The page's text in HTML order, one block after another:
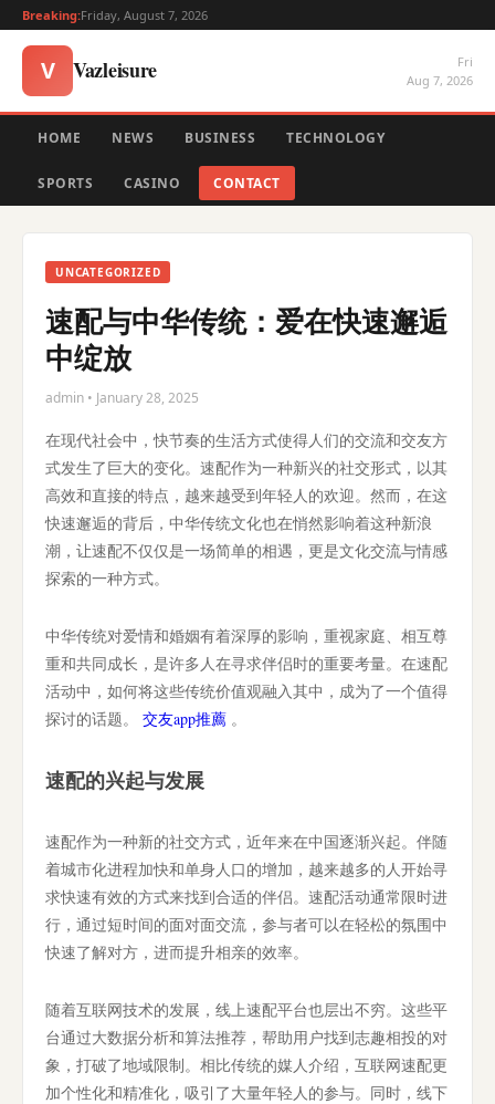
Breaking:Friday, August 7, 2026
V Vazleisure
Fri
Aug 7, 2026
HOME NEWS BUSINESS TECHNOLOGY
SPORTS CASINO CONTACT
UNCATEGORIZED
速配与中华传统：爱在快速邂逅
中绽放
admin • January 28, 2025
在现代社会中，快节奏的生活方式使得人们的交流和交友方
式发生了巨大的变化。速配作为一种新兴的社交形式，以其
高效和直接的特点，越来越受到年轻人的欢迎。然而，在这
快速邂逅的背后，中华传统文化也在悄然影响着这种新浪
潮，让速配不仅仅是一场简单的相遇，更是文化交流与情感
探索的一种方式。
中华传统对爱情和婚姻有着深厚的影响，重视家庭、相互尊
重和共同成长，是许多人在寻求伴侣时的重要考量。在速配
活动中，如何将这些传统价值观融入其中，成为了一个值得
探讨的话题。 交友app推薦 。
速配的兴起与发展
速配作为一种新的社交方式，近年来在中国逐渐兴起。伴随
着城市化进程加快和单身人口的增加，越来越多的人开始寻
求快速有效的方式来找到合适的伴侣。速配活动通常限时进
行，通过短时间的面对面交流，参与者可以在轻松的氛围中
快速了解对方，进而提升相亲的效率。
随着互联网技术的发展，线上速配平台也层出不穷。这些平
台通过大数据分析和算法推荐，帮助用户找到志趣相投的对
象，打破了地域限制。相比传统的媒人介绍，互联网速配更
加个性化和精准化，吸引了大量年轻人的参与。同时，线下